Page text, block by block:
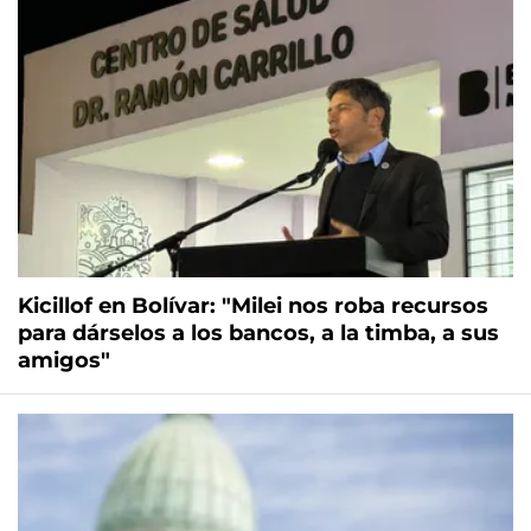
Kicillof en Bolívar: "Milei nos roba recursos
para dárselos a los bancos, a la timba, a sus
amigos"